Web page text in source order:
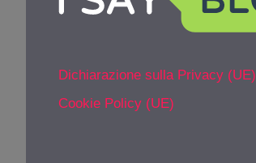
Dichiarazione sulla Privacy (UE)
Cookie Policy (UE)